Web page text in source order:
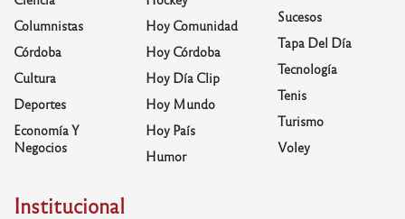
Columnistas
Córdoba
Cultura
Deportes
Economía Y
Negocios
Hoy Comunidad
Hoy Córdoba
Hoy Día Clip
Hoy Mundo
Hoy País
Humor
Sucesos
Tapa Del Día
Tecnología
Tenis
Turismo
Voley
Institucional